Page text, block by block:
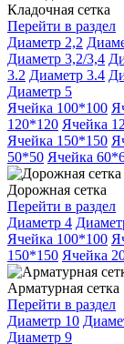
Кладочная сетка
Перейти в раздел
Диаметр 2,2
Диаметр 3,2/3,4
3.2 Диаметр 3.4
Диаметр 5
Ячейка 100*100
120*120 Ячейка
Ячейка 150*150
50*50 Ячейка
Дорожная сетка
Перейти в раздел
Диаметр 4
Ячейка 100*100
150*150 Ячейка
Арматурная сетка
Перейти в раздел
Диаметр 10
Диаметр 9